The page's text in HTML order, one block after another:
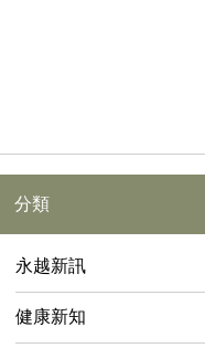
分類
永越新訊
健康新知